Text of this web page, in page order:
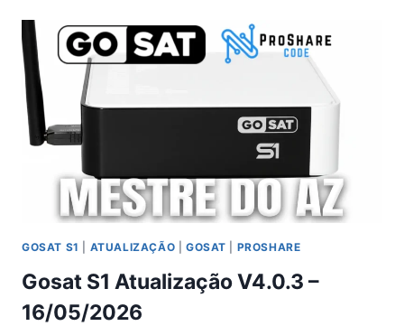
ATUALIZAÇÃO
V4.04
–
22/05/2026
GOSAT S1 ATUALIZAÇÃO GOSAT PROSHARE
Gosat S1 Atualização V4.0.3 –
16/05/2026